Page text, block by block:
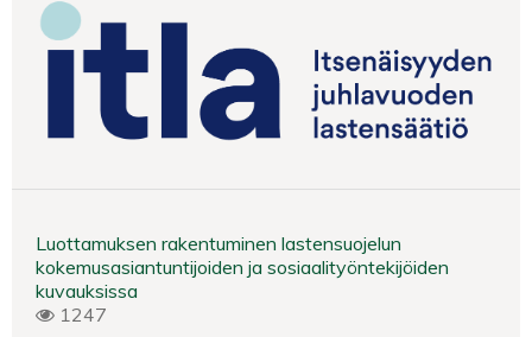
Luottamuksen rakentuminen lastensuojelun
kokemusasiantuntijoiden ja sosiaalityöntekijöiden
kuvauksissa
1247